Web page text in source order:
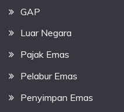
GAP
Luar Negara
Pajak Emas
Pelabur Emas
Penyimpan Emas